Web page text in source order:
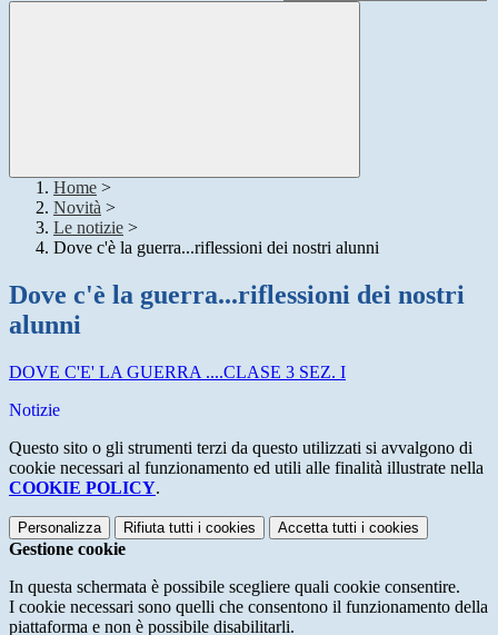
Home >
Novità >
Le notizie >
Dove c'è la guerra...riflessioni dei nostri alunni
Dove c'è la guerra...riflessioni dei nostri
alunni
DOVE C'E' LA GUERRA ....CLASE 3 SEZ. I
Notizie
Questo sito o gli strumenti terzi da questo utilizzati si avvalgono di
cookie necessari al funzionamento ed utili alle finalità illustrate nella
COOKIE POLICY.
Personalizza Rifiuta tutti i cookies Accetta tutti i cookies
Gestione cookie
In questa schermata è possibile scegliere quali cookie consentire.
I cookie necessari sono quelli che consentono il funzionamento della
piattaforma e non è possibile disabilitarli.